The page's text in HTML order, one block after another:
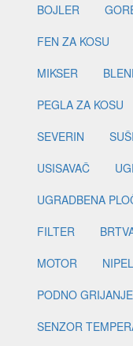
BOJLER
FEN ZA KOSU
MIKSER
PEGLA ZA KOSU
SEVERIN
USISAVAČ
UGRADBENA
FILTER
MOTOR
NIPEL
PODNO GRIJANJE
SENZOR